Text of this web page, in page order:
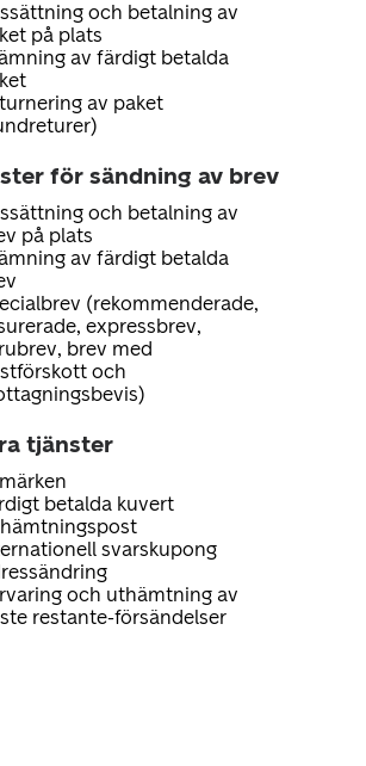
och betalning av
på plats
av färdigt betalda
av paket
för sändning av brev
och betalning av
på plats
av färdigt betalda
(rekommenderade,
expressbrev,
brev med
och
tjänster
betalda kuvert
svarskupong
och uthämtning av
restante-försändelser